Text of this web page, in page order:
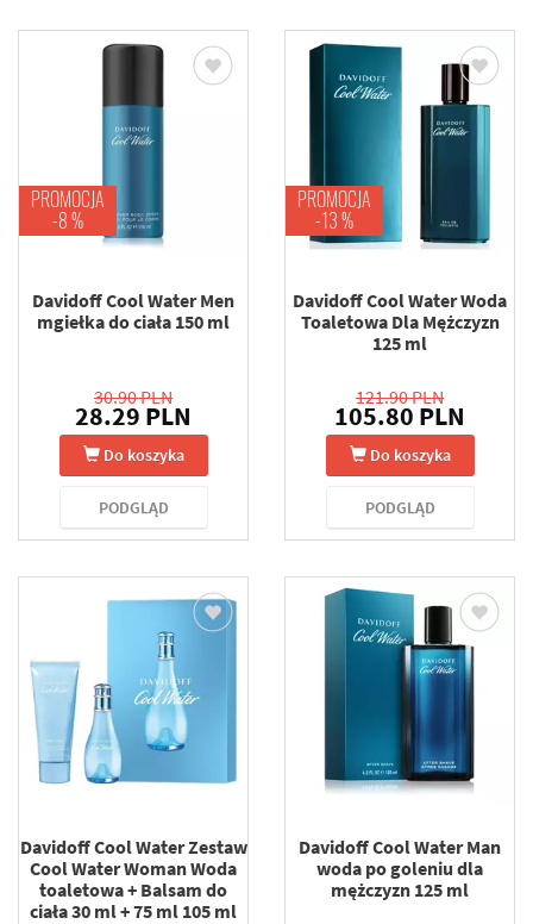
PROMOCJA
-8 %
Davidoff Cool Water Men
mgiełka do ciała 150 ml
30.90 PLN
28.29 PLN
Do koszyka
PODGLĄD
PROMOCJA
-13 %
Davidoff Cool Water Woda
Toaletowa Dla Mężczyzn
125 ml
121.90 PLN
105.80 PLN
Do koszyka
PODGLĄD
Davidoff Cool Water Zestaw
Cool Water Woman Woda
toaletowa + Balsam do
ciała 30 ml + 75 ml 105 ml
Davidoff Cool Water Man
woda po goleniu dla
mężczyzn 125 ml